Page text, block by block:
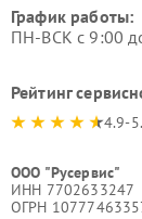
График работы:
ПН-ВСК с 9:00
Рейтинг
4.9-
ООО "Русервис"
ИНН 7702633247
ОГРН